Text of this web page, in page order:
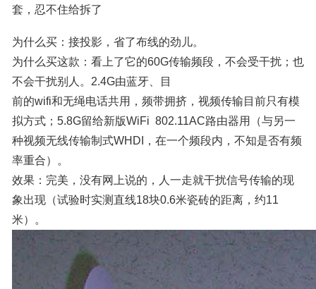
套，忍不住给拆了
为什么买：接投影，省了布线的劲儿。
为什么买这款：看上了它的60G传输频段，不会受干扰；也
不会干扰别人。2.4G由蓝牙、目
前的wifi和无绳电话共用，频带拥挤，视频传输目前只有模
拟方式；5.8G留给新版WiFi 802.11AC路由器用（与另一
种视频无线传输制式WHDI，在一个频段内，不知是否有频
率重合）。
效果：完美，没有网上说的，人一走就干扰信号传输的现
象出现（试验时实测直线18块0.6米瓷砖的距离，约11
米）。